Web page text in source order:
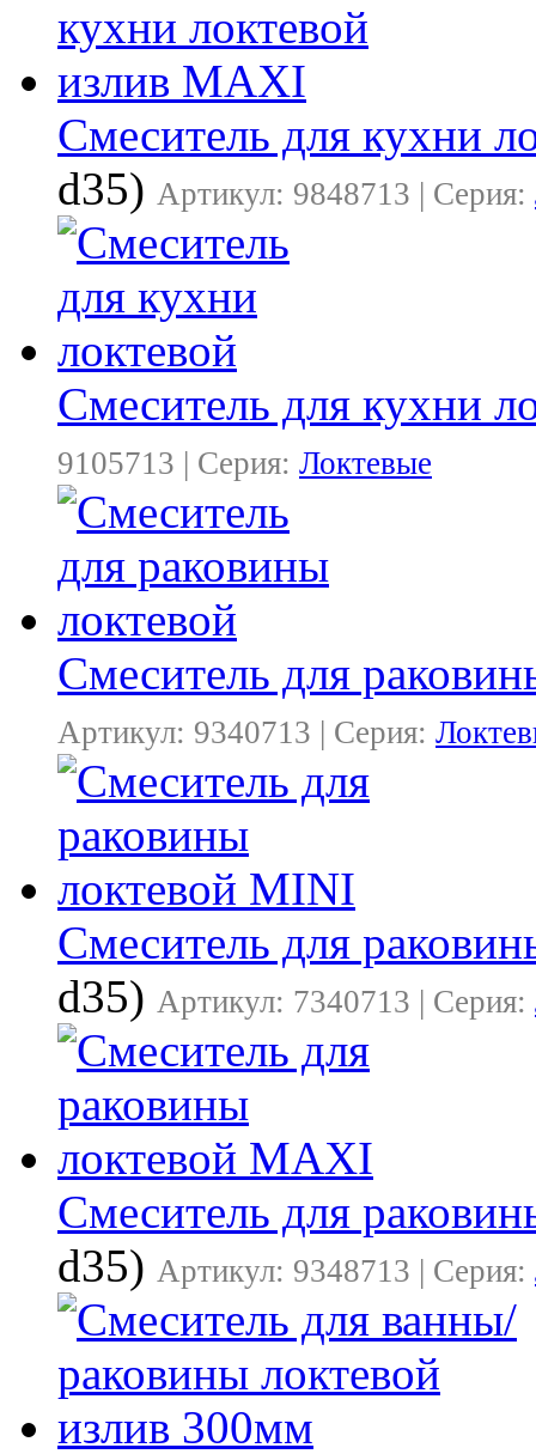
Смеситель для кухни
d35) Артикул: 9848713 | Серия:
Смеситель для кухни
9105713 | Серия: Локтевые
Смеситель для
Артикул: 9340713 | Серия:
Смеситель для
d35) Артикул: 7340713 | Серия:
Смеситель для
d35) Артикул: 9348713 | Серия: